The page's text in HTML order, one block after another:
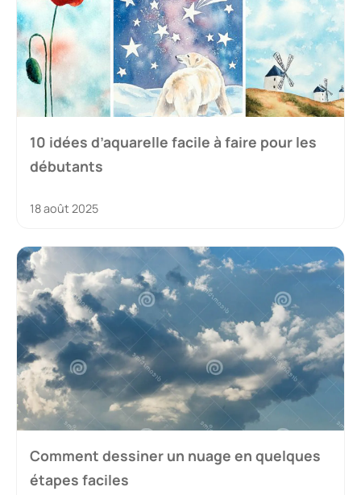
10 idées d’aquarelle facile à faire pour les
débutants
18 août 2025
Comment dessiner un nuage en quelques
étapes faciles